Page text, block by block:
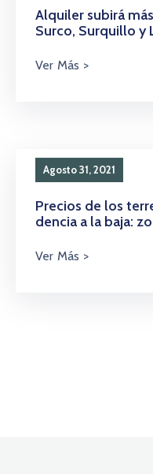
Alquiler subirá
Surco, Surquillo y
Agosto 31, 2021
Precios de los
dencia a la baja: